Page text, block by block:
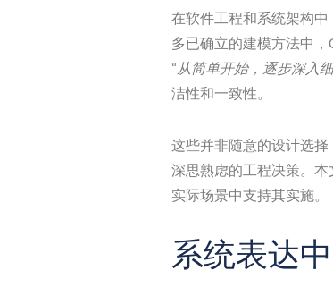
在软件工程和系统架构
多已确立的建模方法中
“从简单开始，逐步深入
洁性和一致性。
这些并非随意的设计选
深思熟虑的工程决策。
实际场景中支持其实施。
系统表达